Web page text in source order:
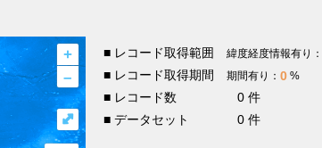
+
–
⤢
■ レコード取得範囲 緯度経度情報有り：
■ レコード取得期間 期間有り： 0 %
■ レコード数
0 件
■ データセット
0 件